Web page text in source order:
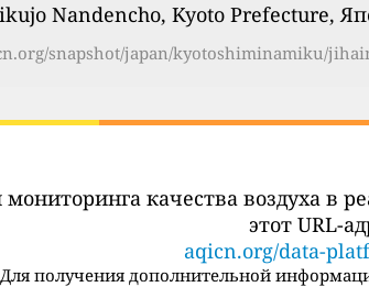
Nandencho, Kyoto Prefecture,
snapshot/japan/kyotoshiminamiku/
качества воздуха в
этот URL-
aqicn.org/data-
Для получения дополнительной